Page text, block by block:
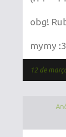
obg!
mymy :3
12 de